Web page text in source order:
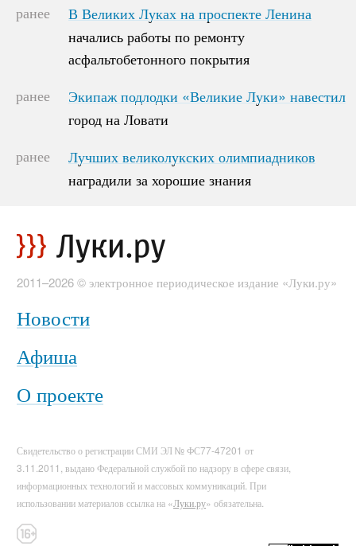
ранее
В Великих Луках на проспекте Ленина
начались работы по ремонту
асфальтобетонного покрытия
В Великих Луках на проспекте Ленина
начались работы по ремонту
асфальтобетонного покрытия
ранее
Экипаж подлодки «Великие Луки» навестил
город на Ловати
Экипаж подлодки «Великие Луки» навестил
город на Ловати
ранее
Лучших великолукских олимпиадников
наградили за хорошие знания
Лучших великолукских олимпиадников
наградили за хорошие знания
2011–2026 © электронное периодическое издание «Луки.ру»
Новости
Афиша
О проекте
Свидетельство о регистрации СМИ ЭЛ № ФС77-47201 от
3.11.2011, выдано Федеральной службой по надзору в сфере связи,
информационных технологий и массовых коммуникаций. При
использовании материалов ссылка на «Луки.ру» обязательна.